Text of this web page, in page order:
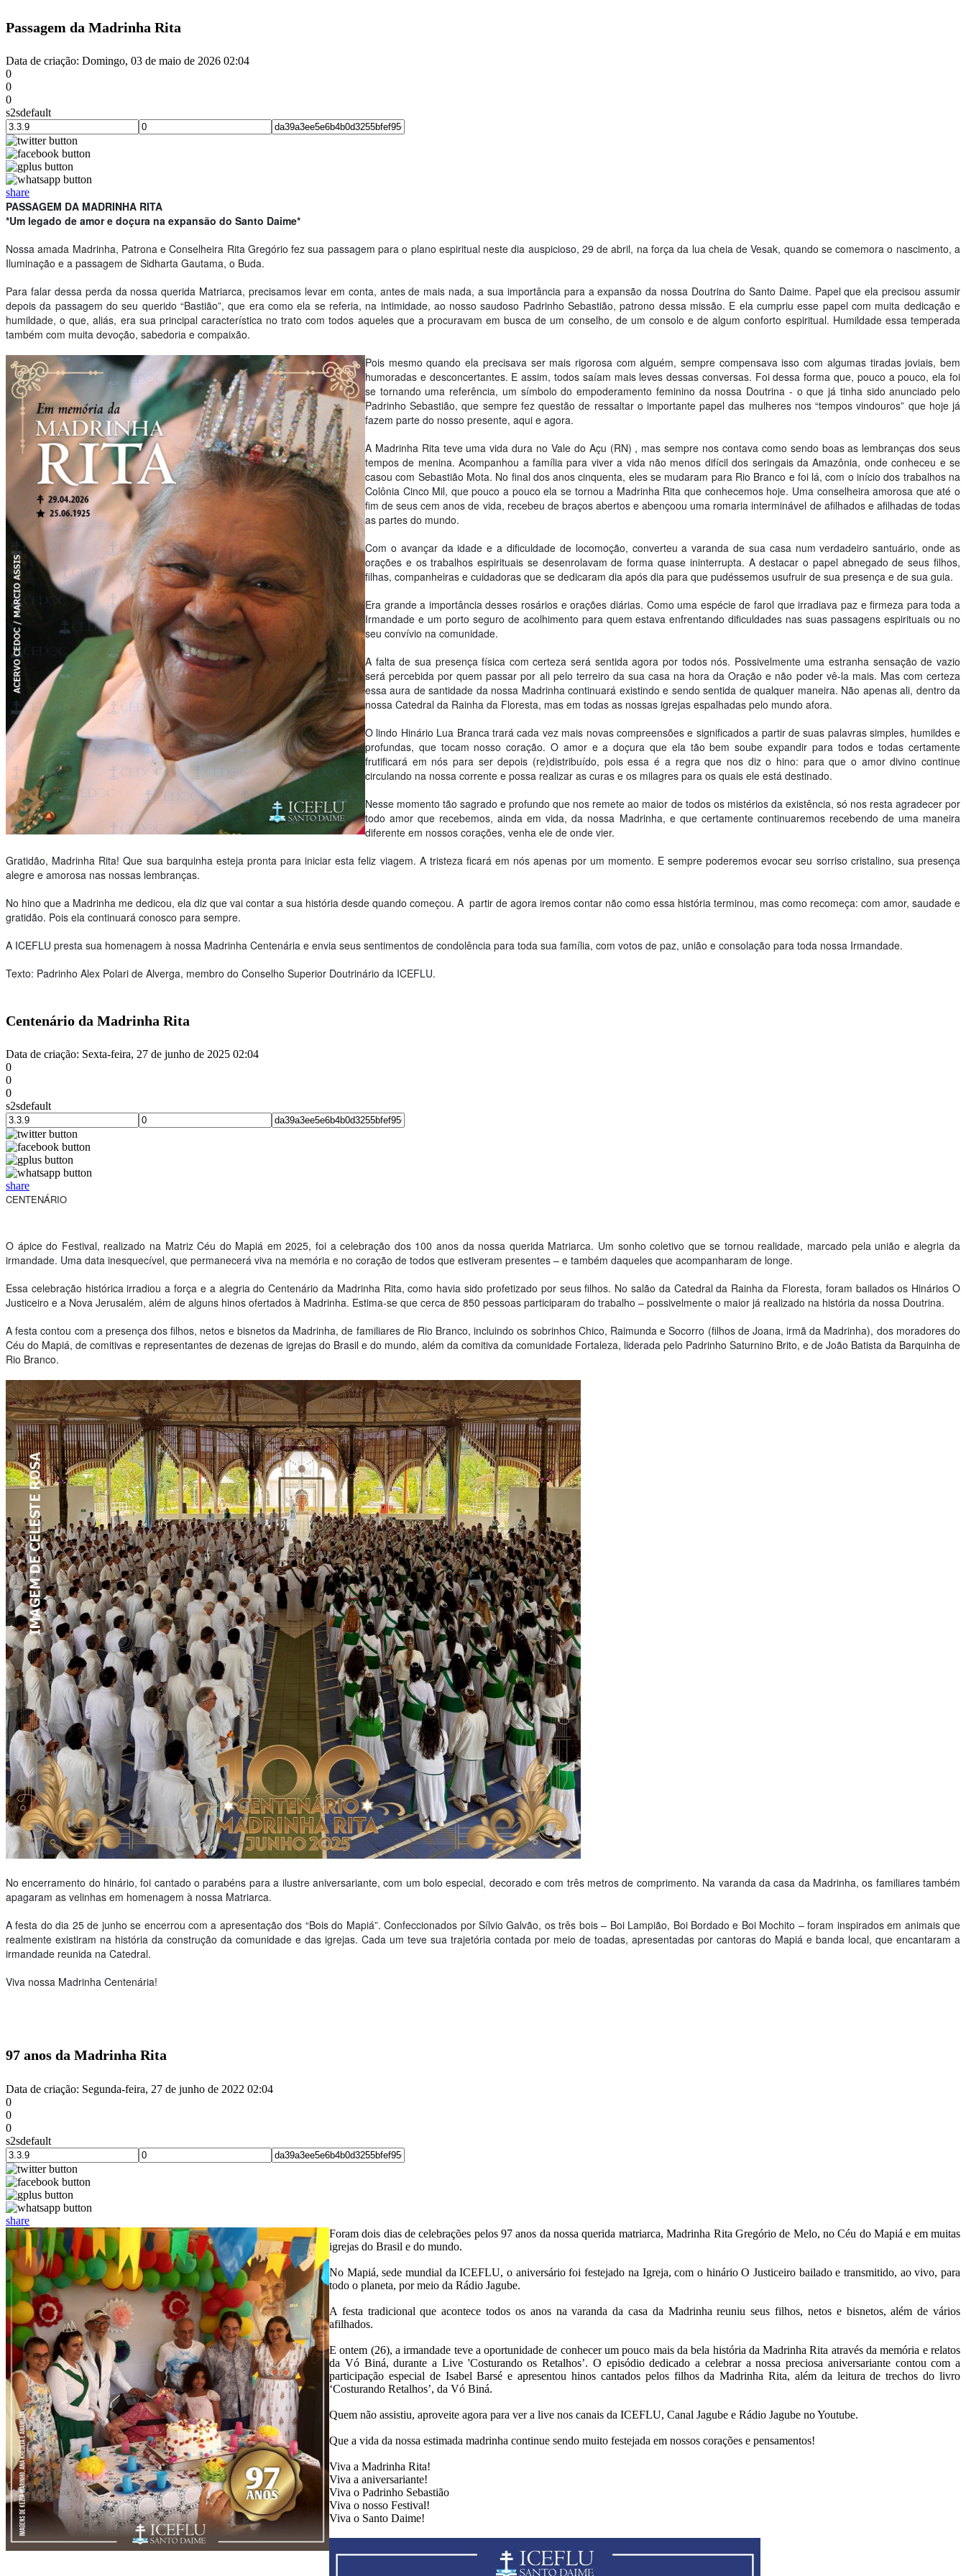
Passagem da Madrinha Rita
Data de criação: Domingo, 03 de maio de 2026 02:04
0
0
0
s2sdefault
share
PASSAGEM DA MADRINHA RITA
*Um legado de amor e doçura na expansão do Santo Daime*
Nossa amada Madrinha, Patrona e Conselheira Rita Gregório fez sua passagem para o plano espiritual neste dia auspicioso, 29 de abril, na força da lua cheia de Vesak, quando se comemora o nascimento, a
Iluminação e a passagem de Sidharta Gautama, o Buda.
Para falar dessa perda da nossa querida Matriarca, precisamos levar em conta, antes de mais nada, a sua importância para a expansão da nossa Doutrina do Santo Daime. Papel que ela precisou assumir
depois da passagem do seu querido “Bastião”, que era como ela se referia, na intimidade, ao nosso saudoso Padrinho Sebastião, patrono dessa missão. E ela cumpriu esse papel com muita dedicação e
humildade, o que, aliás, era sua principal característica no trato com todos aqueles que a procuravam em busca de um conselho, de um consolo e de algum conforto espiritual. Humildade essa temperada
também com muita devoção, sabedoria e compaixão.
Pois mesmo quando ela precisava ser mais rigorosa com alguém, sempre compensava isso com algumas tiradas joviais, bem
humoradas e desconcertantes. E assim, todos saíam mais leves dessas conversas. Foi dessa forma que, pouco a pouco, ela foi
se tornando uma referência, um símbolo do empoderamento feminino da nossa Doutrina - o que já tinha sido anunciado pelo
Padrinho Sebastião, que sempre fez questão de ressaltar o importante papel das mulheres nos “tempos vindouros” que hoje já
fazem parte do nosso presente, aqui e agora.
A Madrinha Rita teve uma vida dura no Vale do Açu (RN) , mas sempre nos contava como sendo boas as lembranças dos seus
tempos de menina. Acompanhou a família para viver a vida não menos difícil dos seringais da Amazônia, onde conheceu e se
casou com Sebastião Mota. No final dos anos cinquenta, eles se mudaram para Rio Branco e foi lá, com o início dos trabalhos na
Colônia Cinco Mil, que pouco a pouco ela se tornou a Madrinha Rita que conhecemos hoje. Uma conselheira amorosa que até o
fim de seus cem anos de vida, recebeu de braços abertos e abençoou uma romaria interminável de afilhados e afilhadas de todas
as partes do mundo.
Com o avançar da idade e a dificuldade de locomoção, converteu a varanda de sua casa num verdadeiro santuário, onde as
orações e os trabalhos espirituais se desenrolavam de forma quase ininterrupta. A destacar o papel abnegado de seus filhos,
filhas, companheiras e cuidadoras que se dedicaram dia após dia para que pudéssemos usufruir de sua presença e de sua guia.
Era grande a importância desses rosários e orações diárias. Como uma espécie de farol que irradiava paz e firmeza para toda a
Irmandade e um porto seguro de acolhimento para quem estava enfrentando dificuldades nas suas passagens espirituais ou no
seu convívio na comunidade.
A falta de sua presença física com certeza será sentida agora por todos nós. Possivelmente uma estranha sensação de vazio
será percebida por quem passar por ali pelo terreiro da sua casa na hora da Oração e não poder vê-la mais. Mas com certeza
essa aura de santidade da nossa Madrinha continuará existindo e sendo sentida de qualquer maneira. Não apenas ali, dentro da
nossa Catedral da Rainha da Floresta, mas em todas as nossas igrejas espalhadas pelo mundo afora.
O lindo Hinário Lua Branca trará cada vez mais novas compreensões e significados a partir de suas palavras simples, humildes e
profundas, que tocam nosso coração. O amor e a doçura que ela tão bem soube expandir para todos e todas certamente
frutificará em nós para ser depois (re)distribuído, pois essa é a regra que nos diz o hino: para que o amor divino continue
circulando na nossa corrente e possa realizar as curas e os milagres para os quais ele está destinado.
Nesse momento tão sagrado e profundo que nos remete ao maior de todos os mistérios da existência, só nos resta agradecer por
todo amor que recebemos, ainda em vida, da nossa Madrinha, e que certamente continuaremos recebendo de uma maneira
diferente em nossos corações, venha ele de onde vier.
Gratidão, Madrinha Rita! Que sua barquinha esteja pronta para iniciar esta feliz viagem. A tristeza ficará em nós apenas por um momento. E sempre poderemos evocar seu sorriso cristalino, sua presença
alegre e amorosa nas nossas lembranças.
​No hino que a Madrinha me dedicou, ela diz que vai contar a sua história desde quando começou. A partir de agora iremos contar não como essa história terminou, mas como recomeça: com amor, saudade e
gratidão. Pois ela continuará conosco para sempre.
A ICEFLU presta sua homenagem à nossa Madrinha Centenária e envia seus sentimentos de condolência para toda sua família, com votos de paz, união e consolação para toda nossa Irmandade.
Texto: Padrinho Alex Polari de Alverga, membro do Conselho Superior Doutrinário da ICEFLU.
Centenário da Madrinha Rita
Data de criação: Sexta-feira, 27 de junho de 2025 02:04
0
0
0
s2sdefault
share
CENTENÁRIO
O ápice do Festival, realizado na Matriz Céu do Mapiá em 2025, foi a celebração dos 100 anos da nossa querida Matriarca. Um sonho coletivo que se tornou realidade, marcado pela união e alegria da
irmandade. Uma data inesquecível, que permanecerá viva na memória e no coração de todos que estiveram presentes – e também daqueles que acompanharam de longe.
Essa celebração histórica irradiou a força e a alegria do Centenário da Madrinha Rita, como havia sido profetizado por seus filhos. No salão da Catedral da Rainha da Floresta, foram bailados os Hinários O
Justiceiro e a Nova Jerusalém, além de alguns hinos ofertados à Madrinha. Estima-se que cerca de 850 pessoas participaram do trabalho – possivelmente o maior já realizado na história da nossa Doutrina.
A festa contou com a presença dos filhos, netos e bisnetos da Madrinha, de familiares de Rio Branco, incluindo os sobrinhos Chico, Raimunda e Socorro (filhos de Joana, irmã da Madrinha), dos moradores do
Céu do Mapiá, de comitivas e representantes de dezenas de igrejas do Brasil e do mundo, além da comitiva da comunidade Fortaleza, liderada pelo Padrinho Saturnino Brito, e de João Batista da Barquinha de
Rio Branco.
No encerramento do hinário, foi cantado o parabéns para a ilustre aniversariante, com um bolo especial, decorado e com três metros de comprimento. Na varanda da casa da Madrinha, os familiares também
apagaram as velinhas em homenagem à nossa Matriarca.
A festa do dia 25 de junho se encerrou com a apresentação dos “Bois do Mapiá”. Confeccionados por Sílvio Galvão, os três bois – Boi Lampião, Boi Bordado e Boi Mochito – foram inspirados em animais que
realmente existiram na história da construção da comunidade e das igrejas. Cada um teve sua trajetória contada por meio de toadas, apresentadas por cantoras do Mapiá e banda local, que encantaram a
irmandade reunida na Catedral.
Viva nossa Madrinha Centenária!
97 anos da Madrinha Rita
Data de criação: Segunda-feira, 27 de junho de 2022 02:04
0
0
0
s2sdefault
share
Foram dois dias de celebrações pelos 97 anos da nossa querida matriarca, Madrinha Rita Gregório de Melo, no Céu do Mapiá e em muitas
igrejas do Brasil e do mundo.
No Mapiá, sede mundial da ICEFLU, o aniversário foi festejado na Igreja, com o hinário O Justiceiro bailado e transmitido, ao vivo, para
todo o planeta, por meio da Rádio Jagube.
A festa tradicional que acontece todos os anos na varanda da casa da Madrinha reuniu seus filhos, netos e bisnetos, além de vários
afilhados.
E ontem (26), a irmandade teve a oportunidade de conhecer um pouco mais da bela história da Madrinha Rita através da memória e relatos
da Vó Biná, durante a Live 'Costurando os Retalhos’. O episódio dedicado a celebrar a nossa preciosa aniversariante contou com a
participação especial de Isabel Barsé e apresentou hinos cantados pelos filhos da Madrinha Rita, além da leitura de trechos do livro
‘Costurando Retalhos’, da Vó Biná.
Quem não assistiu, aproveite agora para ver a live nos canais da ICEFLU, Canal Jagube e Rádio Jagube no Youtube.
Que a vida da nossa estimada madrinha continue sendo muito festejada em nossos corações e pensamentos!
Viva a Madrinha Rita!
Viva a aniversariante!
Viva o Padrinho Sebastião
Viva o nosso Festival!
Viva o Santo Daime!